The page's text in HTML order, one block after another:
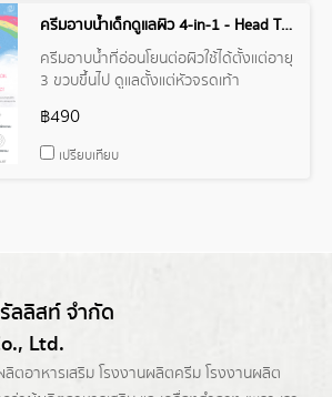
ครีมอาบน้ำเด็กดูแลผิว 4-in-1 - Head To Toe Babies 4-in-1
ครีมอาบน้ำที่อ่อนโยนต่อผิวใช้ได้ตั้งแต่อายุ
3 ขวบขึ้นไป ดูแลตั้งแต่หัวจรดเท้า
จบในตัวเดียว
฿490
เปรียบเทียบ
ลลิสท์ จำกัด
Ltd.
ลิตอาหารเสริมโรงงานผลิตครีม โรงงานผลิต